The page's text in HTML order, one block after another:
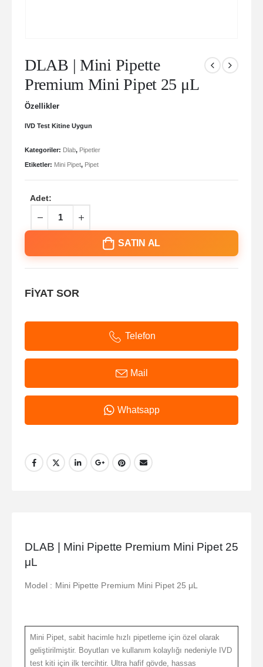
DLAB | Mini Pipette
Premium Mini Pipet 25 μL
Özellikler
IVD Test Kitine Uygun
Kategoriler: Dlab, Pipetler
Etiketler: Mini Pipet, Pipet
Adet:
SATIN AL
FİYAT SOR
Telefon
Mail
Whatsapp
DLAB | Mini Pipette Premium Mini Pipet 25
μL
Model : Mini Pipette Premium Mini Pipet 25 μL
Mini Pipet, sabit hacimle hızlı pipetleme için özel olarak
geliştirilmiştir. Boyutları ve kullanım kolaylığı nedeniyle IVD
test kiti için ilk tercihtir. Ultra hafif gövde, hassas